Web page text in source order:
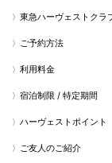
東急ハーヴェストクラ
ご予約方法
利用料金
宿泊制限 / 特定期間
ハーヴェストポイント
ご友人のご紹介